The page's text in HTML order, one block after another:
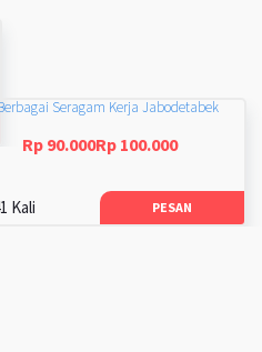
Seragam Kerja Jabodetabek
Rp 90.000Rp 100.000
Kali PESAN